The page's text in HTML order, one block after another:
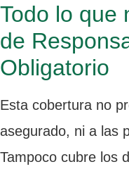
Todo lo que
de
Obligatorio
Esta cobertura no
asegurado, ni a las
Tampoco cubre los